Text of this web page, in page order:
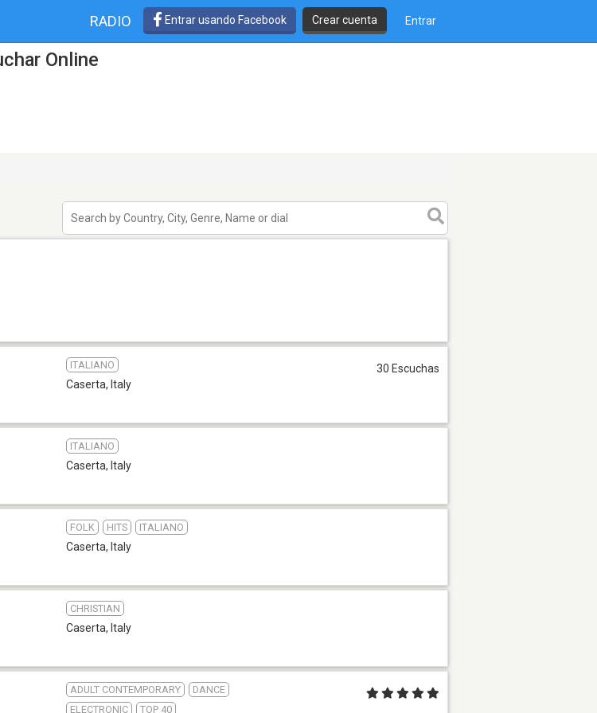
RADIO Entrar usando Facebook Crear cuenta Entrar
Online
ITALIANO
Caserta, Italy
30 Escuchas
ITALIANO
Caserta, Italy
FOLK HITS ITALIANO
Caserta, Italy
CHRISTIAN
Caserta, Italy
ADULT CONTEMPORARY
DANCE
ELECTRONIC
TOP 40